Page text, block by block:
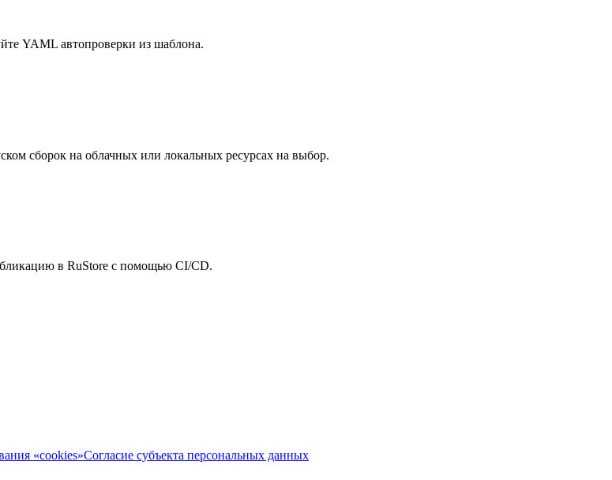
YAML автопроверки из шаблона.
сборок на облачных или локальных ресурсах на выбор.
в RuStore с помощью CI/CD.
«cookies»Согласие субъекта персональных данных